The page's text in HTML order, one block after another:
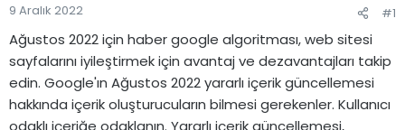
9 Aralık 2022 #1
Ağustos 2022 için haber google algoritması, web sitesi
sayfalarını iyileştirmek için avantaj ve dezavantajları takip
edin. Google'ın Ağustos 2022 yararlı içerik güncellemesi
hakkında içerik oluşturucuların bilmesi gerekenler. Kullanıcı
odaklı içeriğe odaklanın. Yararlı içerik güncellemesi,